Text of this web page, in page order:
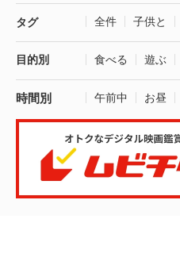
タグ 全件 子供と
目的別 食べる 遊ぶ
時間別 午前中 お昼